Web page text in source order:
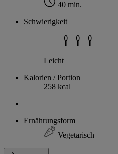
40 min.
Schwierigkeit
Leicht
Kalorien / Portion
258 kcal
Ernährungsform
Vegetarisch